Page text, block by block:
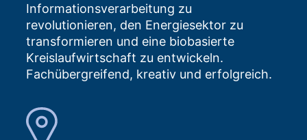
Informationsverarbeitung zu
revolutionieren, den Energiesektor zu
transformieren und eine biobasierte
Kreislaufwirtschaft zu entwickeln.
Fachübergreifend, kreativ und erfolgreich.